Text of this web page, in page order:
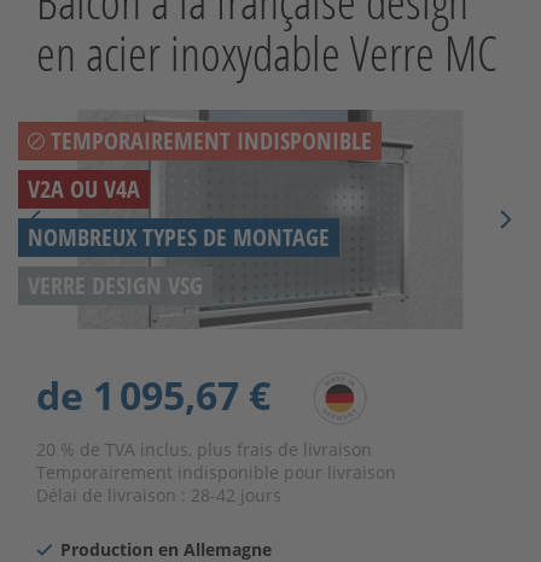
en acier inoxydable Verre MC
TEMPORAIREMENT INDISPONIBLE
V2A OU V4A
NOMBREUX TYPES DE MONTAGE
VERRE DESIGN VSG
de 1 095,67 €
20 % de TVA inclus, plus frais de livraison
Temporairement indisponible pour livraison
Délai de livraison : 28-42 jours
Production en Allemagne